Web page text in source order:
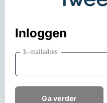
Inloggen
E-mailadres
Ga verder